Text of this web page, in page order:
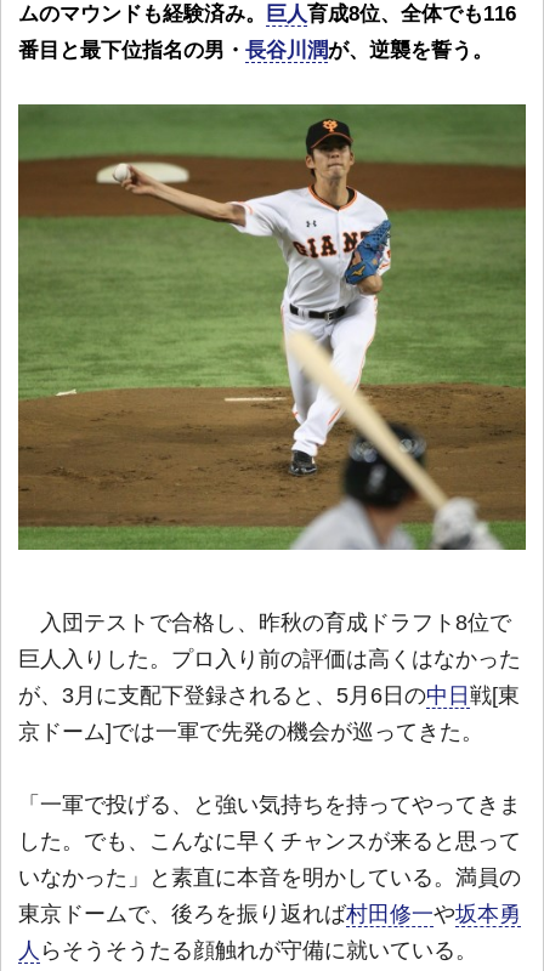
ムのマウンドも経験済み。
巨人育成8位、全体でも116
番目と最下位指名の男・ 長谷川潤が、逆襲を誓う。
入団テストで合格し、昨秋の育成ドラフト8位で
巨人入りした。プロ入り前の評価は高くはなかった
が、3月に支配下登録されると、5月6日の中日 戦[東
京ドーム]では一軍で先発の機会が巡ってきた。
「一軍で投げる、と強い気持ちを持ってやってきま
した。でも、こんなに早くチャンスが来ると思って
いなかった」と素直に本音を明かしている。満員の
東京ドームで、後ろを振り返れば村田修一や坂本勇
人 らそうそうたる顔触れが守備に就いている。